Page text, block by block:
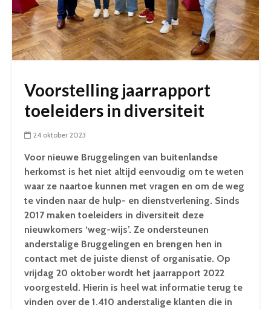
Voorstelling jaarrapport
toeleiders in diversiteit
24 oktober 2023
Voor nieuwe Bruggelingen van buitenlandse
herkomst is het niet altijd eenvoudig om te weten
waar ze naartoe kunnen met vragen en om de weg
te vinden naar de hulp- en dienstverlening. Sinds
2017 maken toeleiders in diversiteit deze
nieuwkomers ‘weg-wijs’. Ze ondersteunen
anderstalige Bruggelingen en brengen hen in
contact met de juiste dienst of organisatie. Op
vrijdag 20 oktober wordt het jaarrapport 2022
voorgesteld. Hierin is heel wat informatie terug te
vinden over de 1.410 anderstalige klanten die in